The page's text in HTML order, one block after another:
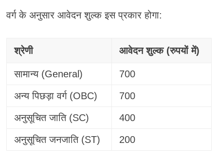
वर्ग के अनुसार आवेदन शुल्क इस प्रकार होगा:
श्रेणी आवेदन शुल्क (रुपयों में)
सामान्य (General) 700
अन्य पिछड़ा वर्ग (OBC) 700
अनुसूचित जाति (SC) 400
अनुसूचित जनजाति (ST) 200